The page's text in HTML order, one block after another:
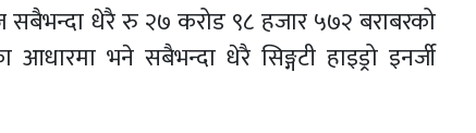
धेरै रु २७ करोड ९८ हजार ५७२ बराबरको
भने सबैभन्दा धेरै सिङ्गटी हाइड्रो इनर्जी